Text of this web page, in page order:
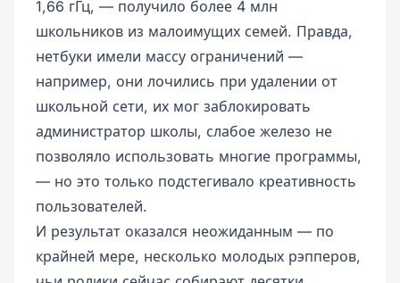
1,66 гГц, — получило более 4 млн
школьников из малоимущих семей. Правда,
нетбуки имели массу ограничений —
например, они лочились при удалении от
школьной сети, их мог заблокировать
администратор школы, слабое железо не
позволяло использовать многие программы,
— но это только подстегивало креативность
пользователей.
И результат оказался неожиданным — по
крайней мере, несколько молодых рэпперов,